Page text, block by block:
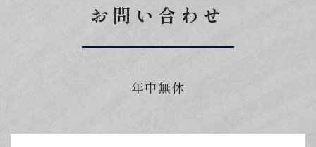
お問い合わせ
年中無休